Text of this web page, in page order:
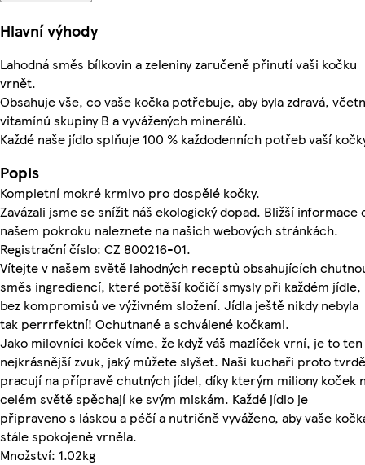
Hlavní výhody
Lahodná směs bílkovin a zeleniny zaručeně přinutí vaši kočku
vrnět.
Obsahuje vše, co vaše kočka potřebuje, aby byla zdravá,
vitamínů skupiny B a vyvážených minerálů.
Každé naše jídlo splňuje 100 % každodenních potřeb vaší
Popis
Kompletní mokré krmivo pro dospělé kočky.
Zavázali jsme se snížit náš ekologický dopad. Bližší informace
našem pokroku naleznete na našich webových stránkách.
Registrační číslo: CZ 800216-01.
Vítejte v našem světě lahodných receptů obsahujících
směs ingrediencí, které potěší kočičí smysly při každém jídle,
bez kompromisů ve výživném složení. Jídla ještě nikdy nebyla
tak perrrfektní! Ochutnané a schválené kočkami.
Jako milovníci koček víme, že když váš mazlíček vrní, je to ten
nejkrásnější zvuk, jaký můžete slyšet. Naši kuchaři proto tvrdě
pracují na přípravě chutných jídel, díky kterým miliony koček
celém světě spěchají ke svým miskám. Každé jídlo je
připraveno s láskou a péčí a nutričně vyváženo, aby vaše
stále spokojeně vrněla.
Množství: 1.02kg